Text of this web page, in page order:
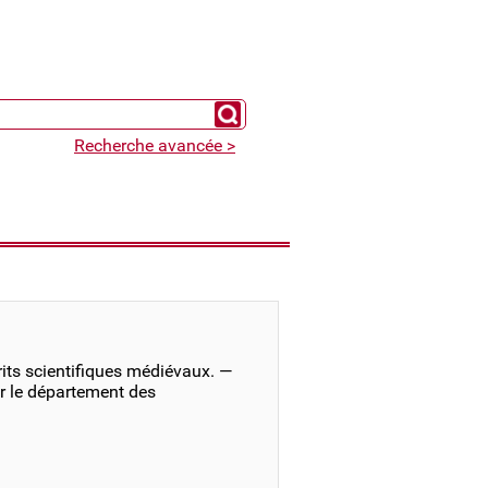
Chercher un expert
Recherche avancée >
scientifiques médiévaux. —
le département des